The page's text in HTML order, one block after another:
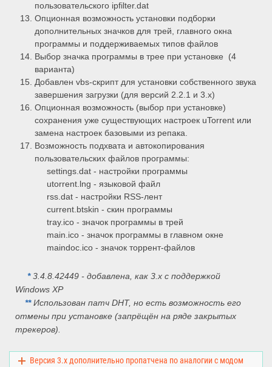
пользовательского ipfilter.dat
Опционная возможность установки подборки
дополнительных значков для трей, главного окна
программы и поддерживаемых типов файлов
Выбор значка программы в трее при установке (4
варианта)
Добавлен vbs-скрипт для установки собственного звука
завершения загрузки (для версий 2.2.1 и 3.х)
Опционная возможность (выбор при установке)
сохранения уже существующих настроек uTorrent или
замена настроек базовыми из репака.
Возможность подхвата и автокопирования
пользовательских файлов программы:
settings.dat - настройки программы
utorrent.lng - языковой файл
rss.dat - настройки RSS-лент
current.btskin - скин программы
tray.ico - значок программы в трей
main.ico - значок программы в главном окне
maindoc.ico - значок торрент-файлов
*3.4.8.42449 - добавлена, как 3.x с поддержкой
Windows XP
**Использован патч DHT, но есть возможность его
отмены при установке (запрёщён на ряде закрытых
трекеров).
Версия 3.x дополнительно пропатчена по аналогии с модом